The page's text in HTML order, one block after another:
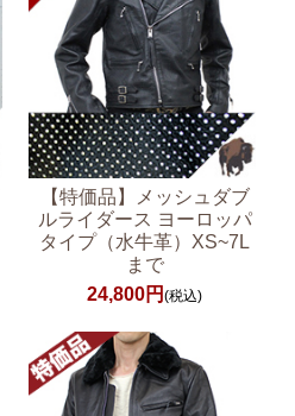
【特価品】メッシュダブ
ルライダース ヨーロッパ
タイプ（水牛革）XS~7L
まで
24,800円(税込)